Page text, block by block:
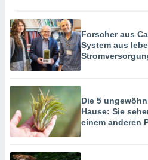
Forscher aus
System aus
Die 5
Hause: Sie
einem anderen